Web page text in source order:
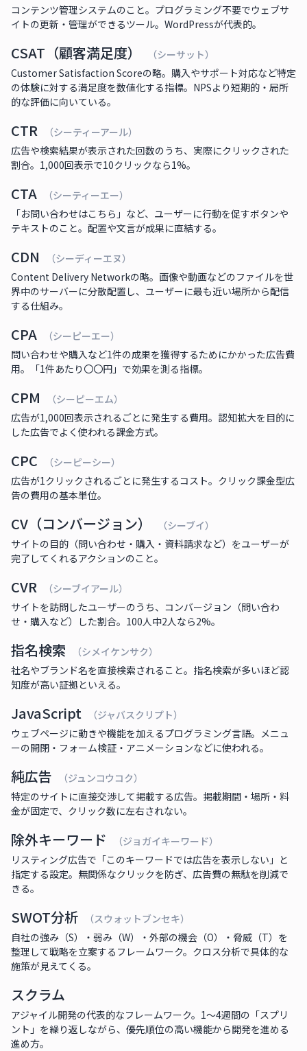
コンテンツ管理システムのこと。プログラミング不要でウェブサ
イトの更新・管理ができるツール。WordPressが代表的。
CSAT（顧客満足度）
（シーサット）
Customer Satisfaction Scoreの略。購入やサポート対応など特定
の体験に対する満足度を数値化する指標。NPSより短期的・局所
的な評価に向いている。
CTR
（シーティーアール）
広告や検索結果が表示された回数のうち、実際にクリックされた
割合。1,000回表示で10クリックなら1%。
CTA
（シーティーエー）
「お問い合わせはこちら」など、ユーザーに行動を促すボタンや
テキストのこと。配置や文言が成果に直結する。
CDN
（シーディーエヌ）
Content Delivery Networkの略。画像や動画などのファイルを世
界中のサーバーに分散配置し、ユーザーに最も近い場所から配信
する仕組み。
CPA
（シーピーエー）
問い合わせや購入など1件の成果を獲得するためにかかった広告費
用。「1件あたり〇〇円」で効果を測る指標。
CPM
（シーピーエム）
広告が1,000回表示されるごとに発生する費用。認知拡大を目的に
した広告でよく使われる課金方式。
CPC
（シーピーシー）
広告が1クリックされるごとに発生するコスト。クリック課金型広
告の費用の基本単位。
CV（コンバージョン）
（シーブイ）
サイトの目的（問い合わせ・購入・資料請求など）をユーザーが
完了してくれるアクションのこと。
CVR
（シーブイアール）
サイトを訪問したユーザーのうち、コンバージョン（問い合わ
せ・購入など）した割合。100人中2人なら2%。
指名検索
（シメイケンサク）
社名やブランド名を直接検索されること。指名検索が多いほど認
知度が高い証拠といえる。
JavaScript
（ジャバスクリプト）
ウェブページに動きや機能を加えるプログラミング言語。メニュ
ーの開閉・フォーム検証・アニメーションなどに使われる。
純広告
（ジュンコウコク）
特定のサイトに直接交渉して掲載する広告。掲載期間・場所・料
金が固定で、クリック数に左右されない。
除外キーワード
（ジョガイキーワード）
リスティング広告で「このキーワードでは広告を表示しない」と
指定する設定。無関係なクリックを防ぎ、広告費の無駄を削減で
きる。
SWOT分析
（スウォットブンセキ）
自社の強み（S）・弱み（W）・外部の機会（O）・脅威（T）を
整理して戦略を立案するフレームワーク。クロス分析で具体的な
施策が見えてくる。
スクラム
アジャイル開発の代表的なフレームワーク。1〜4週間の「スプリ
ント」を繰り返しながら、優先順位の高い機能から開発を進める
進め方。